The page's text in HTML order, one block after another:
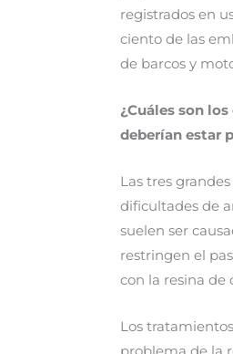
registrados en
ciento de las
de barcos y
¿Cuáles son
deberían estar
Las tres
dificultades de
suelen ser
restringen el
con la resina de
Los